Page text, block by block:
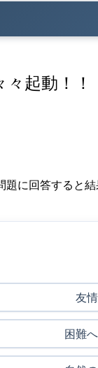
起動！！
に回答すると結
友
困難